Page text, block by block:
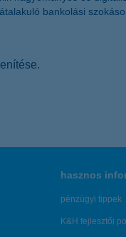
bankolási
hasznos
pénzügyi tippek
K&H fejlesztői